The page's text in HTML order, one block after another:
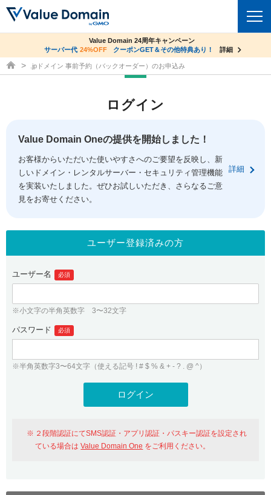
ドメイントップ
ドメイン移管
ドメイン価格一覧
ドメイン一括検索
.jpドメインオークション
gTLDオークション NEW!
.jpドメインバックオーダー
プレミアムドメイン
人気ドメインの種類
WHOIS検索
コアサーバー
バリューサーバー
XREA
セキュリティトップ
Value Domain ネットde診断
SSL証明書
サービストップ
お得意様割引
紹介制度
バリュードメインAPI
ドメイン・ホスティングOEM
facebook
ログイン
従来のバリュードメインをご利用希望の方
Value Domainにログイン
おすすめ One レンタルサーバーを含む最新の機能を使う方
ユーザー登録
co.jpドメイン✕コアサーバーV2ビジネス応援キャンペーン
サーバー料金1年間無料
詳細
Value Domain 24周年キャンペーン
サーバー代 24%OFF クーポンGET＆その他特典あり！ 詳細
ドメイン取得ならバリュードメイン
.jpドメイン 事前予約（バックオーダー）のお申込み
ログイン
Value Domain Oneの提供を開始しました！
お客様からいただいた使いやすさへのご要望を反映し、新
しいドメイン・レンタルサーバー・セキュリティ管理機能
を実装いたしました。ぜひお試しいただき、さらなるご意
見をお寄せください。
詳細
ユーザー登録済みの方
ユーザー名 必須
※小文字の半角英数字 3〜32文字
パスワード 必須
※半角英数字3〜64文字（使える記号 ! # $ % & + - ? . @ ^）
２段階認証にてSMS認証・アプリ認証・パスキー認証を設定され
ている場合はValue Domain One をご利用ください。